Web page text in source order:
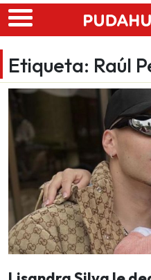
Skip to main content
Etiqueta: Raúl